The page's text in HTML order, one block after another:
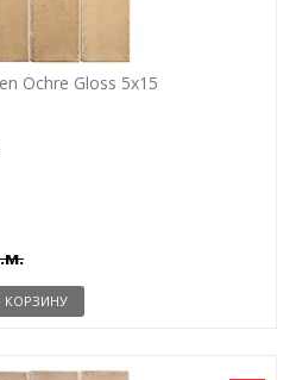
Ochre Gloss 5x15
КОРЗИНУ